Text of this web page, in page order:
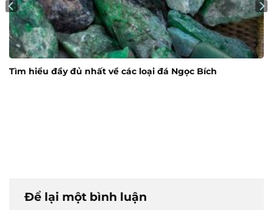
Tìm hiểu đầy đủ nhất về các loại đá Ngọc Bích
Để lại một bình luận